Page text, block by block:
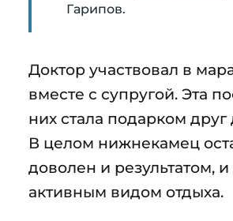
Гарипов.
Доктор участвовал в
вместе с супругой. Эта
них стала подарком друг
В целом нижнекамец
доволен и результатом, и
активным видом отдыха.